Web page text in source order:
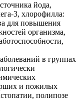
йода,
3, хлорофилла:
для повышения
организма,
в группах
и пожилых
полипозе